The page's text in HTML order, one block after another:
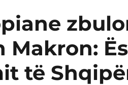
Makron:
të